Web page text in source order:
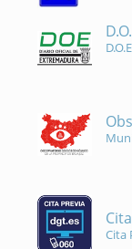
Cita